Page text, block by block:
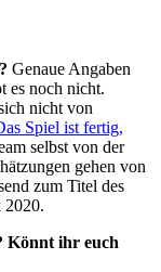
Genaue Angaben
es noch nicht.
nicht von
Spiel ist fertig,
selbst von der
gehen von
zum Titel des
2020.
Könnt ihr euch